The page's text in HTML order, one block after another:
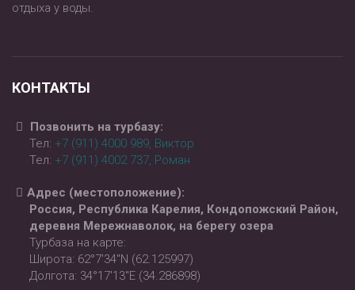
отдыха у воды.
КОНТАКТЫ
Позвонить на турбазу:
Тел: +7 (911) 4000 989, Виктор
Тел: +7 (911) 4002 737, Роман
Адрес (местоположение):
Россия, Республика Карелия, Кондопожский Район,
деревня Мережнаволок, на берегу озера
Турбаза на карте:
Широта: 62°7′34″N (62.125997)
Долгота: 34°17′13″E (34.286898)